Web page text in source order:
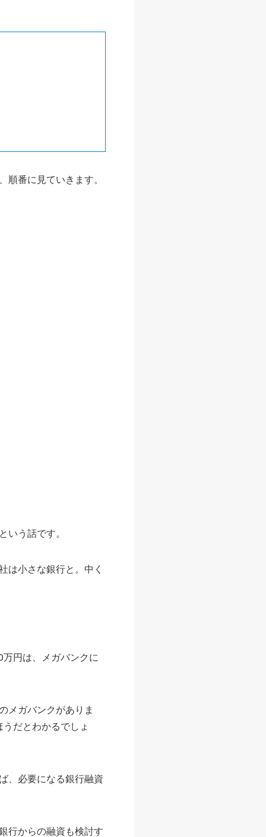
番に見ていきます。
う話です。
は小さな銀行と。中く
円は、メガバンクに
メガバンクがありま
だとわかるでしょ
、必要になる銀行融資
行からの融資も検討す